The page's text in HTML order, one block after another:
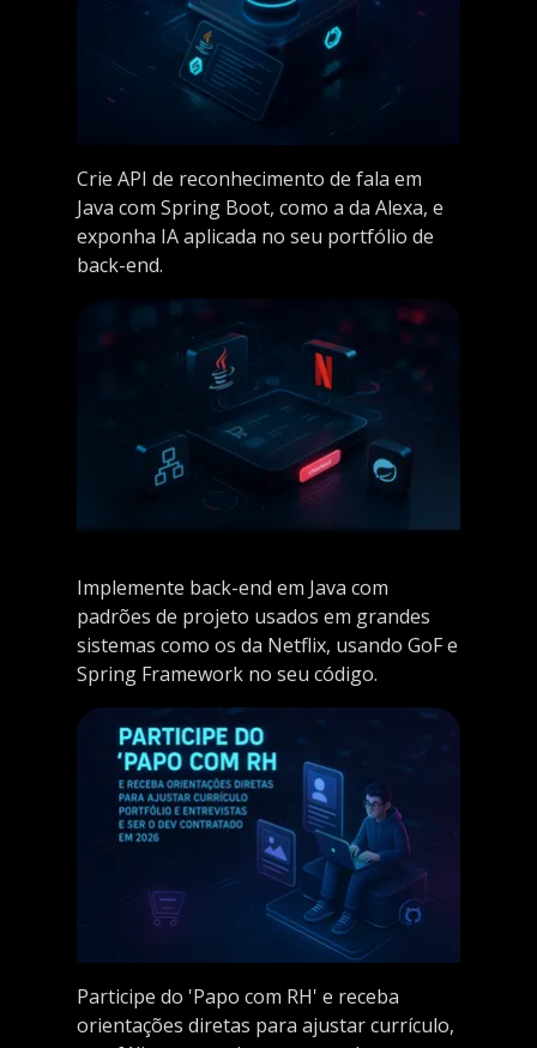
Crie API de reconhecimento de fala em
Java com Spring Boot, como a da Alexa, e
exponha IA aplicada no seu portfólio de
back-end.
Implemente back-end em Java com
padrões de projeto usados em grandes
sistemas como os da Netflix, usando GoF e
Spring Framework no seu código.
Participe do 'Papo com RH' e receba
orientações diretas para ajustar currículo,